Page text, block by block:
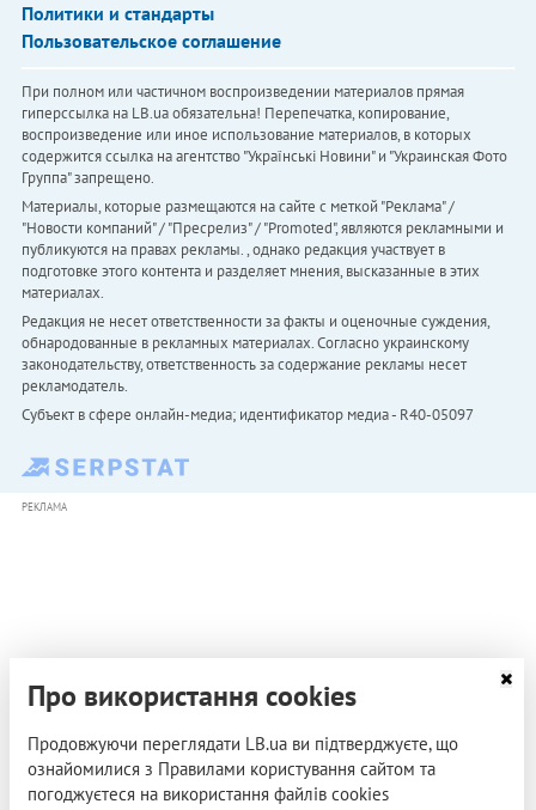
Политики и стандарты
Пользовательское соглашение
При полном или частичном воспроизведении материалов прямая
гиперссылка на LB.ua обязательна! Перепечатка, копирование,
воспроизведение или иное использование материалов, в которых
содержится ссылка на агентство "Українськi Новини" и "Украинская Фото
Группа" запрещено.
Материалы, которые размещаются на сайте с меткой "Реклама" /
"Новости компаний" / "Пресрелиз" / "Promoted", являются рекламными и
публикуются на правах рекламы. , однако редакция участвует в
подготовке этого контента и разделяет мнения, высказанные в этих
материалах.
Редакция не несет ответственности за факты и оценочные суждения,
обнародованные в рекламных материалах. Согласно украинскому
законодательству, ответственность за содержание рекламы несет
рекламодатель.
Субъект в сфере онлайн-медиа; идентификатор медиа - R40-05097
РЕКЛАМА
Про використання cookies
Продовжуючи переглядати LB.ua ви підтверджуєте, що
ознайомилися з Правилами користування сайтом та
погоджуєтеся на використання файлів cookies